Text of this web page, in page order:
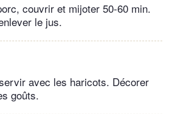
couvrir et mijoter 50-60 min.
le jus.
avec les haricots. Décorer
goûts.